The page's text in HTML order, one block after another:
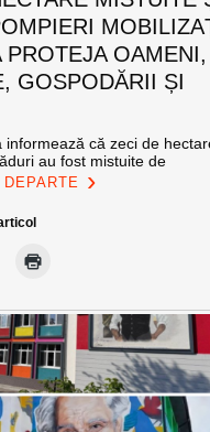
PROTEJA OAMENI,
GOSPODĂRII ȘI
informează că zeci de
au fost mistuite de